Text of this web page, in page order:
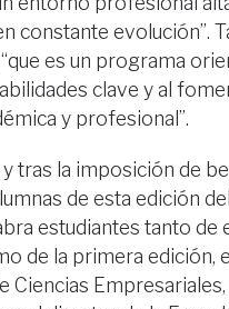
constante evolución”.
es un programa
clave y al
y profesional”.
tras la imposición de
de esta edición
estudiantes tanto de
de la primera edición,
Ciencias